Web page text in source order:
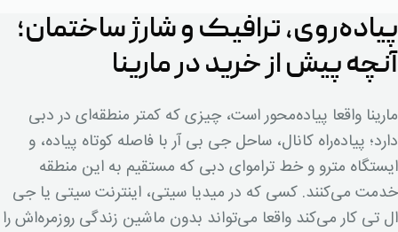
پیاده‌روی، ترافیک و شارژ ساختمان؛
آنچه پیش از خرید در مارینا
مارینا واقعا پیاده‌محور است، چیزی که کمتر منطقه‌ای در دبی
دارد؛ پیاده‌راه کانال، ساحل جی بی آر با فاصله کوتاه پیاده، و
ایستگاه مترو و خط تراموای دبی که مستقیم به این منطقه
خدمت می‌کنند. کسی که در میدیا سیتی، اینترنت سیتی یا جی
ال تی کار می‌کند واقعا می‌تواند بدون ماشین زندگی روزمره‌اش را